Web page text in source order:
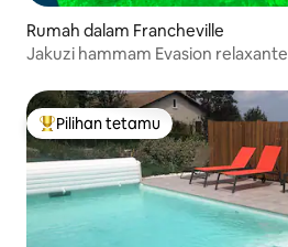
Rumah dalam Francheville
Jakuzi hammam Evasion relaxante
Pilihan utama tetamu
Pilihan tetamu